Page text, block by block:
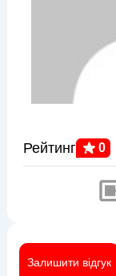
Рейтинг 0
Залишити відгук